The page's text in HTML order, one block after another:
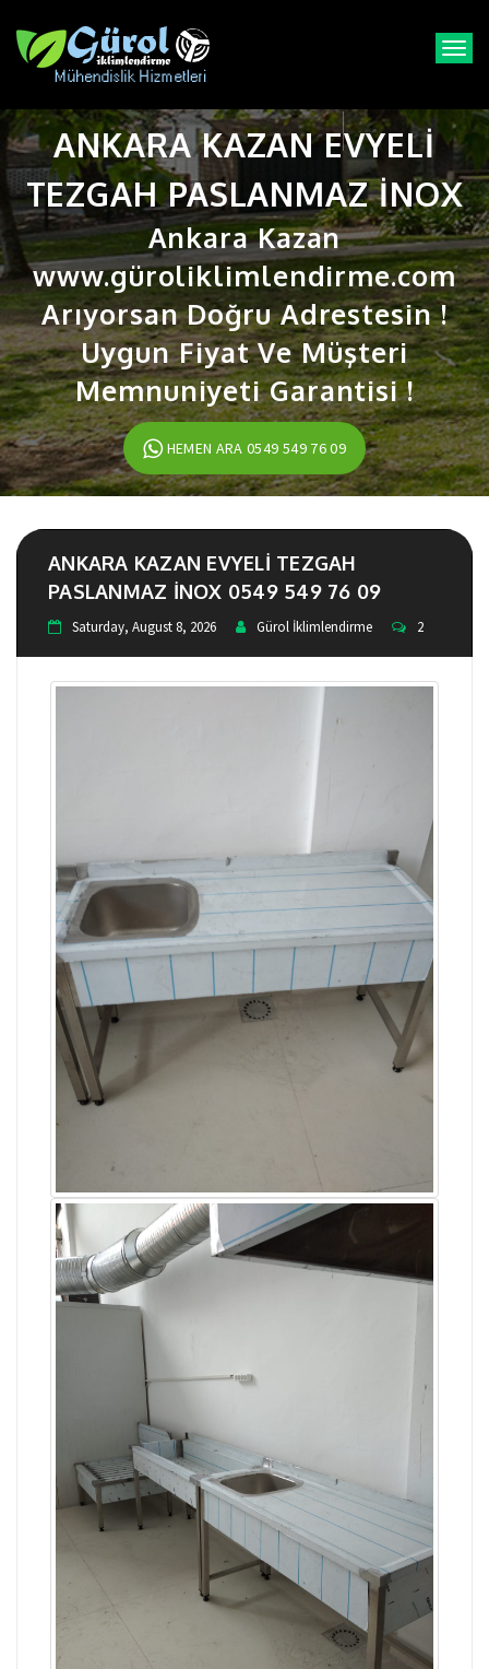
T
g
l
n
a
v
i
g
a
t
i
o
n
ANKARA KAZAN EVYELI
TEZGAH PASLANMAZ INOX
Ankara Kazan
www.güroliklimlendirme.com
Arıyorsan Doğru Adrestesin !
Uygun Fiyat Ve Müşteri
Memnuniyeti Garantisi !
HEMEN ARA 0549 549 76 09
ANKARA KAZAN EVYELI TEZGAH
PASLANMAZ INOX 0549 549 76 09
Saturday, August 8, 2026 Gürol İklimlendirme 2